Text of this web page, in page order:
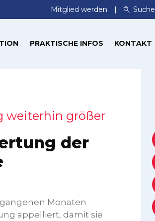
Mitglied werden Suche
PRAKTISCHE INFOS KONTAKT
weiterhin größer
der
Monaten
appelliert, damit sie